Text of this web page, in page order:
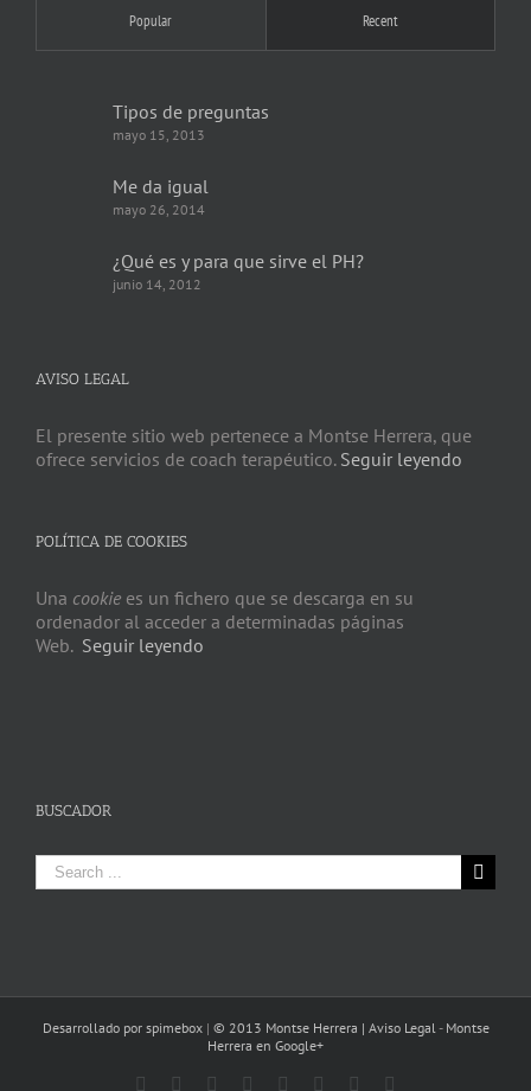
Popular Recent
Tipos de preguntas
mayo 15, 2013
Me da igual
mayo 26, 2014
¿Qué es y para que sirve el PH?
junio 14, 2012
AVISO LEGAL
El presente sitio web pertenece a Montse Herrera, que
ofrece servicios de coach terapéutico. Seguir leyendo
POLÍTICA DE COOKIES
Una cookie es un fichero que se descarga en su
ordenador al acceder a determinadas páginas
Web. Seguir leyendo
BUSCADOR
Search
for:
Desarrollado por spimebox| © 2013 Montse Herrera | Aviso Legal - Montse
Herrera en Google+
Facebook TwitterYouTubePinterestGoogle+Linkedin